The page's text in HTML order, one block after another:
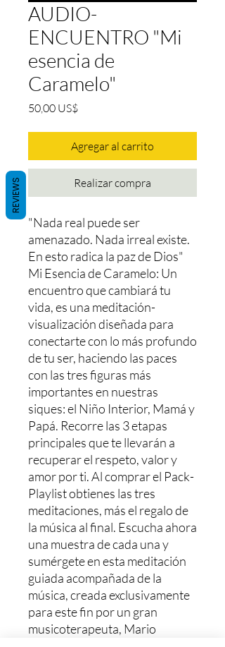
AUDIO-
ENCUENTRO "Mi
esencia de
Caramelo"
50,00 US$Precio
Agregar al carrito
Realizar compra
"Nada real puede ser
amenazado. Nada irreal existe.
En esto radica la paz de Dios"
Mi Esencia de Caramelo: Un
encuentro que cambiará tu
vida, es una meditación-
visualización diseñada para
conectarte con lo más profundo
de tu ser, haciendo las paces
con las tres figuras más
importantes en nuestras
siques: el Niño Interior, Mamá y
Papá. Recorre las 3 etapas
principales que te llevarán a
recuperar el respeto, valor y
amor por ti. Al comprar el Pack-
Playlist obtienes las tres
meditaciones, más el regalo de
la música al final. Escucha ahora
una muestra de cada una y
sumérgete en esta meditación
guiada acompañada de la
música, creada exclusivamente
para este fin por un gran
musicoterapeuta, Mario
REVIEWS